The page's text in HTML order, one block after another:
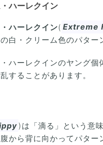
ハーレクイン
ハーレクイン( Extreme
白・クリーム色のパター
ハーレクインのヤング個
することがあります。
)は「滴る」という意味
から背に向かってパタ